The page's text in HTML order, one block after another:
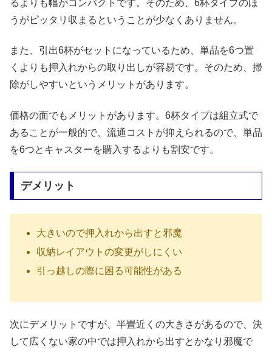
るよりも幅がコンパクトです。そのため、6杯タイプのほ
うがピッタリ収まるということが少なくありません。
また、引出6杯がセットになっているため、単品を6つ置
くよりも押入れからの取り出しが容易です。そのため、掃
除がしやすいというメリットがあります。
価格の面でもメリットがあります。6杯タイプは組立式で
あることが一般的で、流通コストが抑えられるので、単品
を6つとキャスターを購入するよりも割安です。
デメリット
大きいので押入れから出すと邪魔
収納レイアウトの変更がしにくい
引っ越しの際に困る可能性がある
次にデメリットですが、半畳近くの大きさがあるので、決
して広くない家の中では押入れから出すとかなり邪魔で